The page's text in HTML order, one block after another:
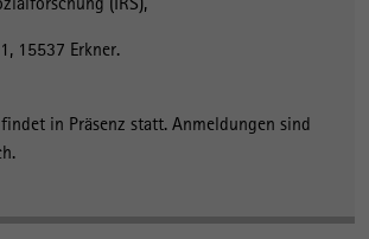
15537 Erkner.
in Präsenz statt. Anmeldungen sind